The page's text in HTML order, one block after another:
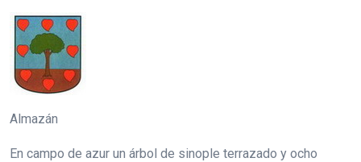
Almazán
En campo de azur un árbol de sinople terrazado y ocho